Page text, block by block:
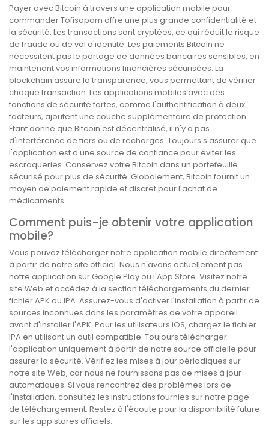
Payer avec Bitcoin à travers une application mobile pour
commander Tofisopam offre une plus grande confidentialité et
la sécurité. Les transactions sont cryptées, ce qui réduit le risque
de fraude ou de vol d'identité. Les paiements Bitcoin ne
nécessitent pas le partage de données bancaires sensibles, en
maintenant vos informations financières sécurisées. La
blockchain assure la transparence, vous permettant de vérifier
chaque transaction. Les applications mobiles avec des
fonctions de sécurité fortes, comme l'authentification à deux
facteurs, ajoutent une couche supplémentaire de protection.
Étant donné que Bitcoin est décentralisé, il n'y a pas
d'interférence de tiers ou de recharges. Toujours s'assurer que
l'application est d'une source de confiance pour éviter les
escroqueries. Conservez votre Bitcoin dans un portefeuille
sécurisé pour plus de sécurité. Globalement, Bitcoin fournit un
moyen de paiement rapide et discret pour l'achat de
médicaments.
Comment puis-je obtenir votre application
mobile?
Vous pouvez télécharger notre application mobile directement
à partir de notre site officiel. Nous n'avons actuellement pas
notre application sur Google Play ou l'App Store. Visitez notre
site Web et accédez à la section téléchargements du dernier
fichier APK ou IPA. Assurez-vous d'activer l'installation à partir de
sources inconnues dans les paramètres de votre appareil
avant d'installer l'APK. Pour les utilisateurs iOS, chargez le fichier
IPA en utilisant un outil compatible. Toujours télécharger
l'application uniquement à partir de notre source officielle pour
assurer la sécurité. Vérifiez les mises à jour périodiques sur
notre site Web, car nous ne fournissons pas de mises à jour
automatiques. Si vous rencontrez des problèmes lors de
l'installation, consultez les instructions fournies sur notre page
de téléchargement. Restez à l'écoute pour la disponibilité future
sur les app stores officiels.